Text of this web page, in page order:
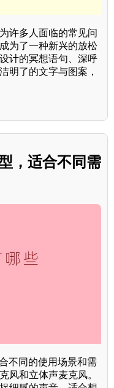
许多人面临的常见问
为了一种新兴的放松
计的冥想语句、深呼
明了的文字与图案，
，适合不同需
不同的使用场景和需
风和立体声麦克风。